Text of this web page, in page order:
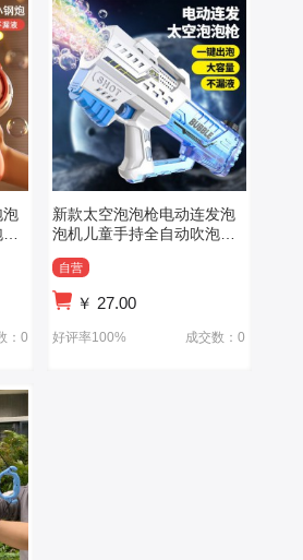
泡
：0
新款太空泡泡枪电动连发泡
泡机儿童手持全自动吹泡泡
自营
￥ 27.00
好评率100% 成交数：0